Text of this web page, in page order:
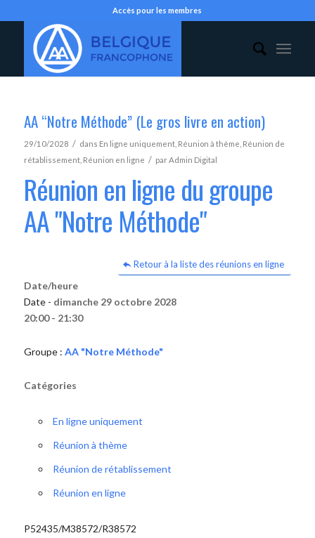
Accès pour les membres
AA “Notre Méthode” (Le gros livre en action)
29/10/2028 / dans En ligne uniquement, Réunion à thème Réunion de
rétablissement, Réunion en ligne / parAdmin Digital
Réunion en ligne du groupe
AA "Notre Méthode"
Retour à la liste des réunions en ligne
Date/heure
Date - dimanche 29 octobre 2028
20:00 - 21:30
Groupe : AA "Notre Méthode"
Catégories
En ligne uniquement
Réunion à thème
Réunion de rétablissement
Réunion en ligne
P52435/M38572/R38572